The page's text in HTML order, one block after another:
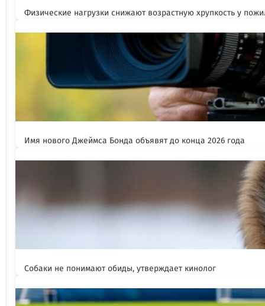
Физические нагрузки снижают возрастную хрупкость у
Имя нового Джеймса Бонда объявят до конца 2026 года
Собаки не понимают обиды, утверждает кинолог